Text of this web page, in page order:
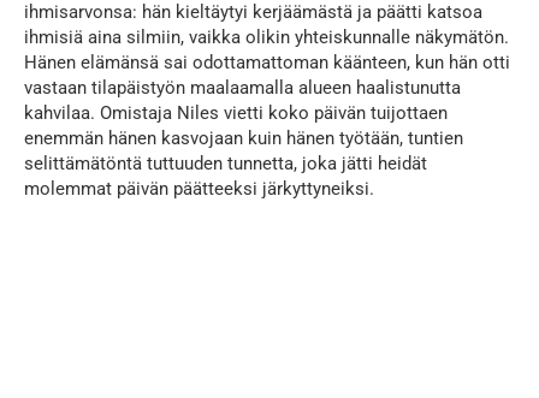
ihmisarvonsa: hän kieltäytyi kerjäämästä ja päätti katsoa
ihmisiä aina silmiin, vaikka olikin yhteiskunnalle näkymätön.
Hänen elämänsä sai odottamattoman käänteen, kun hän otti
vastaan tilapäistyön maalaamalla alueen haalistunutta
kahvilaa. Omistaja Niles vietti koko päivän tuijottaen
enemmän hänen kasvojaan kuin hänen työtään, tuntien
selittämätöntä tuttuuden tunnetta, joka jätti heidät
molemmat päivän päätteeksi järkyttyneiksi.